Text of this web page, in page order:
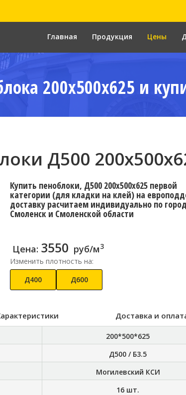
Главная Продукция Цены
200x500x625 и
Д500
Купить пеноблоки, Д500 200x500x625 первой
категории (для кладки на клей) на
доставку расчитаем индивидуально по
Смоленск и Смоленской области
Цена: 3550 руб/м3
Изменить плотность на:
Д400
Д600
Доставка и
200*500*625
Д500 / Б3.5
Могилевский КСИ
16 шт.